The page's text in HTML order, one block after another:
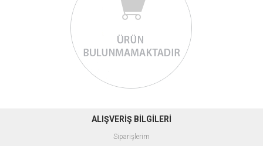
ALIŞVERİŞ BİLGİLERİ
Siparişlerim